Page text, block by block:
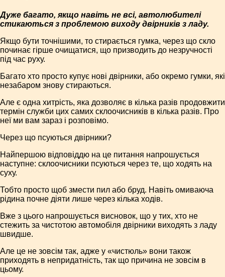
Дуже багато, якщо навіть не всі, автолюбителі
стикаються з проблемою виходу двірників з ладу.
Якщо бути точнішими, то стирається гумка, через що скло
починає гірше очищатися, що призводить до незручності
під час руху.
Багато хто просто купує нові двірники, або окремо гумки, які
незабаром знову стираються.
Але є одна хитрість, яка дозволяє в кілька разів продовжити
термін служби цих самих склоочисників в кілька разів. Про
неї ми вам зараз і розповімо.
Через що псуються двірники?
Найпершою відповіддю на це питання напрошується
наступне: склоочисники псуються через те, що ходять на
суху.
Тобто просто щоб змести пил або бруд. Навіть омиваюча
рідина почне діяти лише через кілька ходів.
Вже з цього напрошується висновок, що у тих, хто не
стежить за чистотою автомобіля двірники виходять з ладу
швидше.
Але це не зовсім так, адже у «чистюль» вони також
приходять в непридатність, так що причина не зовсім в
цьому.